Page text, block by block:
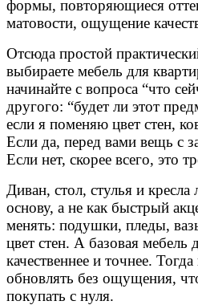
формы, повторяющиеся
матовости, ощущение
Отсюда простой
выбираете мебель для
начинайте с вопроса “что
другого: “будет ли этот
если я поменяю цвет стен,
Если да, перед вами вещь с
Если нет, скорее всего, это
Диван, стол, стулья и
основу, а не как быстрый
менять: подушки, пледы,
цвет стен. А базовая мебель
качественнее и точнее.
обновлять без ощущения,
покупать с нуля.